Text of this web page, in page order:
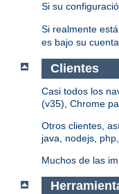
Si su
Si realmente
es bajo su
Clientes
Casi todos los
(v35), Chrome
Otros clientes,
java, nodejs,
Muchos de las